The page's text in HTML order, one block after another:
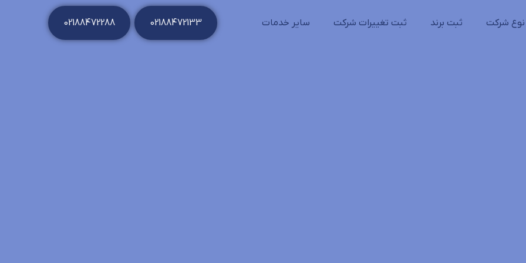
نوع شرکت ثبت برند ثبت تغییرات شرکت سایر خدمات 02188472133
02188472288